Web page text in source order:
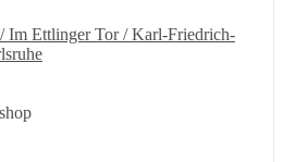
Im Ettlinger Tor / Karl-Friedrich-